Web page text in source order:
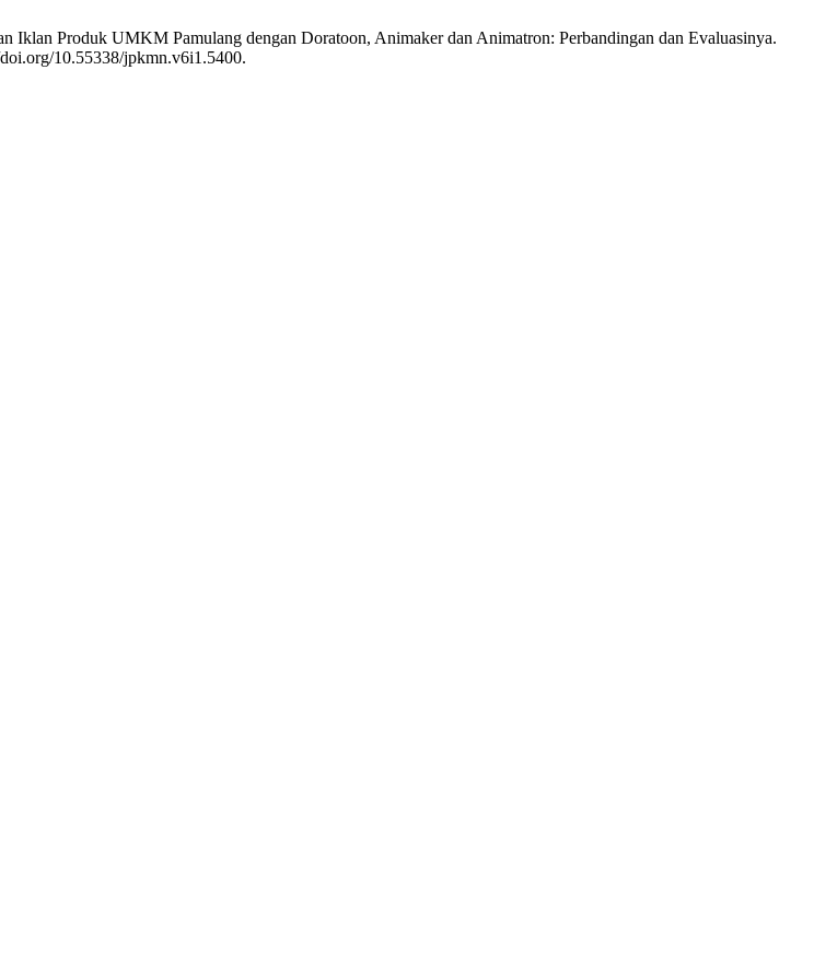
Produk UMKM Pamulang dengan Doratoon, Animaker dan Animatron: Perbandingan dan Evaluasinya.
10.55338/jpkmn.v6i1.5400.